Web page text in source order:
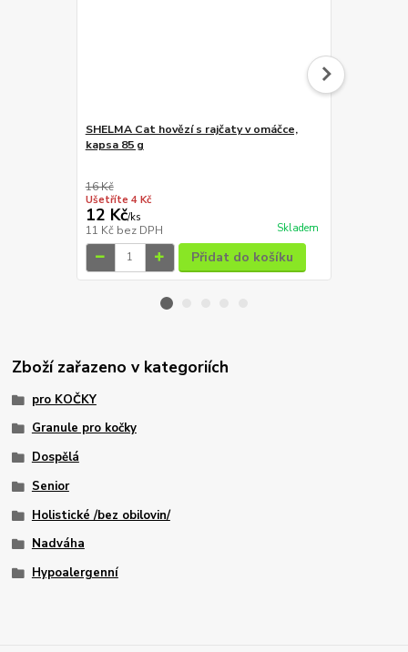
SHELMA Cat hovězí s rajčaty v omáčce,
kapsa 85 g
16 Kč
Ušetříte 4 Kč
12 Kč/ks
11 Kč bez DPH Skladem
Přidat do košíku
Zboží zařazeno v kategoriích
pro KOČKY
Granule pro kočky
Dospělá
Senior
Holistické /bez obilovin/
Nadváha
Hypoalergenní